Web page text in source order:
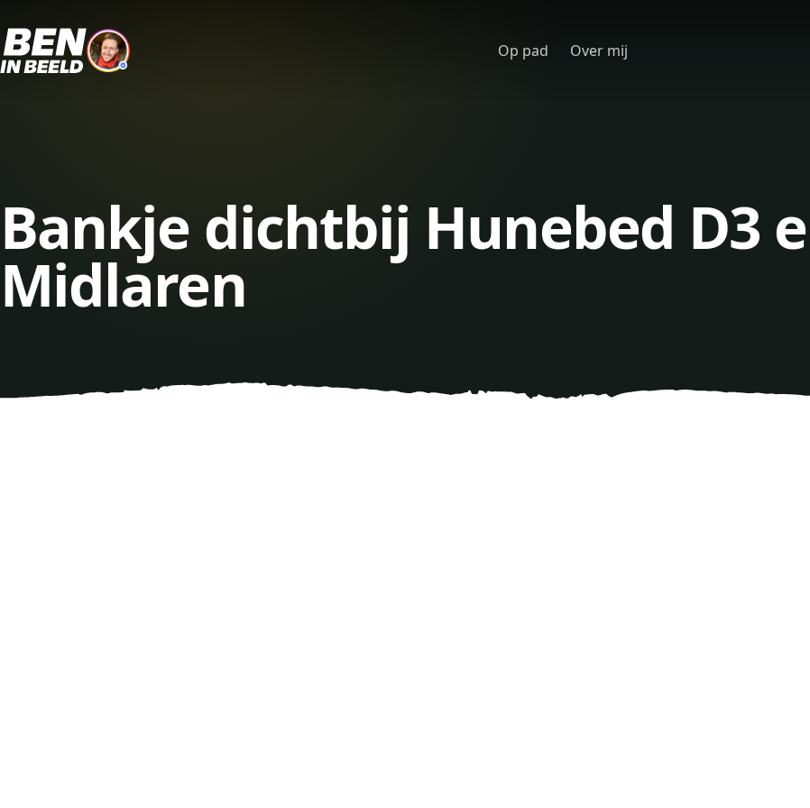
Op pad Over mij
Bankje dichtbij Hunebed D3
Midlaren